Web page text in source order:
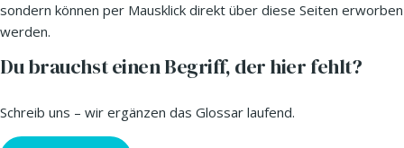
sondern können per Mausklick direkt über diese Seiten erworben
werden.
Du brauchst einen Begriff, der hier fehlt?
Schreib uns – wir ergänzen das Glossar laufend.